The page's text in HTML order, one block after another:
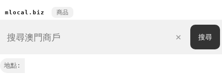
mlocal.biz 商品
地點: